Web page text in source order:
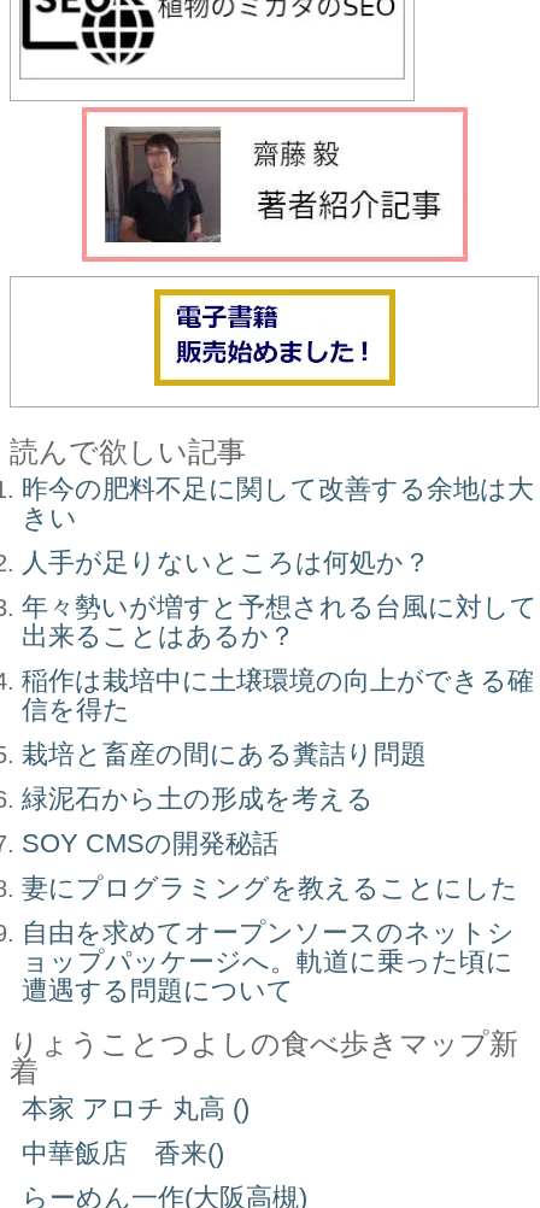
読んで欲しい記事
昨今の肥料不足に関して改善する余地は大
きい
人手が足りないところは何処か？
年々勢いが増すと予想される台風に対して
出来ることはあるか？
稲作は栽培中に土壌環境の向上ができる確
信を得た
栽培と畜産の間にある糞詰り問題
緑泥石から土の形成を考える
SOY CMSの開発秘話
妻にプログラミングを教えることにした
自由を求めてオープンソースのネットシ
ョップパッケージへ。軌道に乗った頃に
遭遇する問題について
りょうことつよしの食べ歩きマップ新
着
本家 アロチ 丸高 ()
中華飯店 香来()
らーめん一作(大阪高槻)